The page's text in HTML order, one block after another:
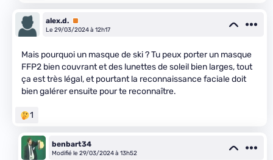
alex.d. Premium
Le 29/03/2024 à 12h17
Mais pourquoi un masque de ski ? Tu peux porter un masque
FFP2 bien couvrant et des lunettes de soleil bien larges, tout
ça est très légal, et pourtant la reconnaissance faciale doit
bien galérer ensuite pour te reconnaître.
1
benbart34
Modifié le 29/03/2024 à 13h52